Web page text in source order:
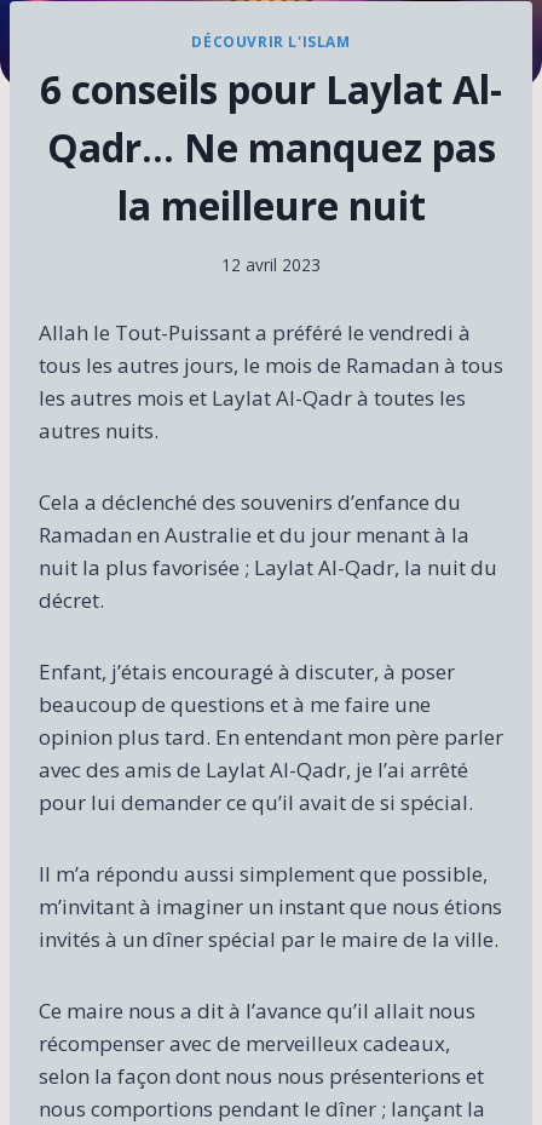
DÉCOUVRIR L'ISLAM
6 conseils pour Laylat Al-
Qadr… Ne manquez pas
la meilleure nuit
12 avril 2023
Allah le Tout-Puissant a préféré le vendredi à
tous les autres jours, le mois de Ramadan à tous
les autres mois et Laylat Al-Qadr à toutes les
autres nuits.
Cela a déclenché des souvenirs d’enfance du
Ramadan en Australie et du jour menant à la
nuit la plus favorisée ; Laylat Al-Qadr, la nuit du
décret.
Enfant, j’étais encouragé à discuter, à poser
beaucoup de questions et à me faire une
opinion plus tard. En entendant mon père parler
avec des amis de Laylat Al-Qadr, je l’ai arrêté
pour lui demander ce qu’il avait de si spécial.
Il m’a répondu aussi simplement que possible,
m’invitant à imaginer un instant que nous étions
invités à un dîner spécial par le maire de la ville.
Ce maire nous a dit à l’avance qu’il allait nous
récompenser avec de merveilleux cadeaux,
selon la façon dont nous nous présenterions et
nous comportions pendant le dîner ; lançant la